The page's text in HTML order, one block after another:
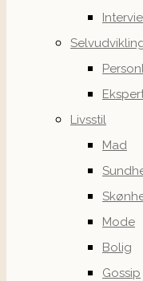
Livsstil
Mad
Mode
Bolig
Gossip